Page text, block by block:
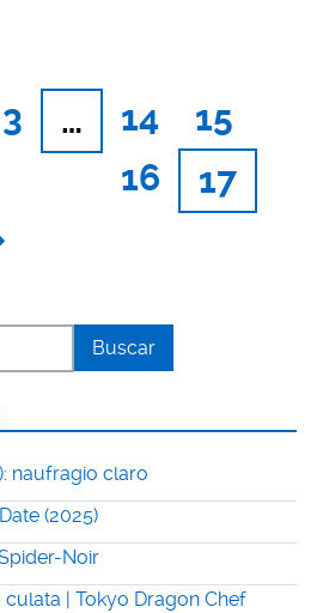
3 … 14
15
16
17
naufragio claro
(2025)
Noir
| Tokyo Dragon Chef